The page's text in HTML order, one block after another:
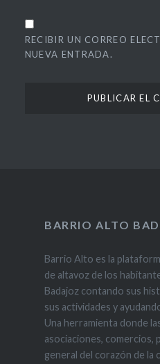
RECIBIR UN CORREO
NUEVA ENTRADA.
BARRIO ALTO
Barrio Alto es la
de altavoz de los
Badajoz contando sus
sus actividades y
Una herramienta donde
asociaciones, comercios,
general del corazón de la